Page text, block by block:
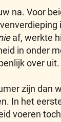
na. Voor
af, werkte
in onder
over
zijn dan
In het
voeren